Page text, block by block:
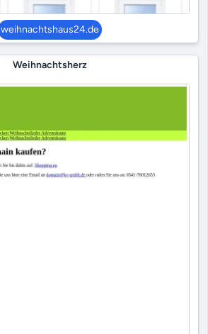
weihnachtshaus24.de
Weihnachtsherz